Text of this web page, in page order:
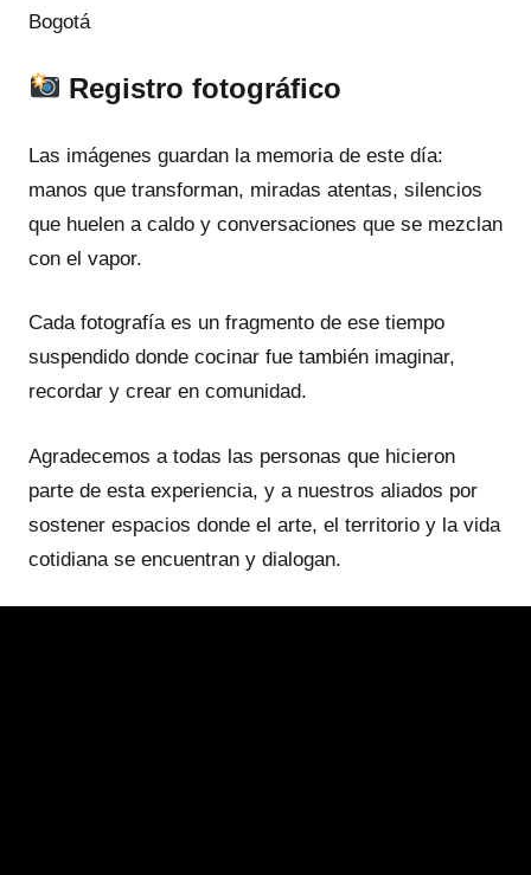
Bogotá
Registro fotográfico
Las imágenes guardan la memoria de este día:
manos que transforman, miradas atentas, silencios
que huelen a caldo y conversaciones que se mezclan
con el vapor.
Cada fotografía es un fragmento de ese tiempo
suspendido donde cocinar fue también imaginar,
recordar y crear en comunidad.
Agradecemos a todas las personas que hicieron
parte de esta experiencia, y a nuestros aliados por
sostener espacios donde el arte, el territorio y la vida
cotidiana se encuentran y dialogan.